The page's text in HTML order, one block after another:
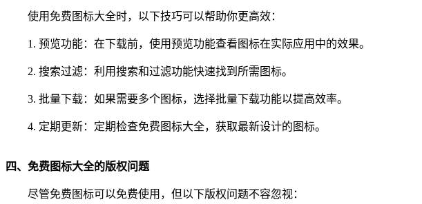
使用免费图标大全时，以下技巧可以帮助你更高效：
1. 预览功能：在下载前，使用预览功能查看图标在实际应用中的效果。
2. 搜索过滤：利用搜索和过滤功能快速找到所需图标。
3. 批量下载：如果需要多个图标，选择批量下载功能以提高效率。
4. 定期更新：定期检查免费图标大全，获取最新设计的图标。
四、免费图标大全的版权问题
尽管免费图标可以免费使用，但以下版权问题不容忽视：